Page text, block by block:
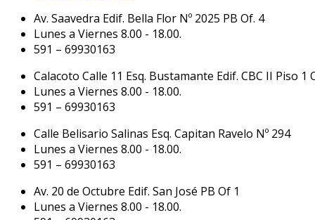
Av. Saavedra Edif. Bella Flor Nº 2025 PB Of. 4
Lunes a Viernes 8.00 - 18.00.
591 – 69930163
Calacoto Calle 11 Esq. Bustamante Edif. CBC II Piso 1
Lunes a Viernes 8.00 - 18.00.
591 – 69930163
Calle Belisario Salinas Esq. Capitan Ravelo Nº 294
Lunes a Viernes 8.00 - 18.00.
591 – 69930163
Av. 20 de Octubre Edif. San José PB Of 1
Lunes a Viernes 8.00 - 18.00.